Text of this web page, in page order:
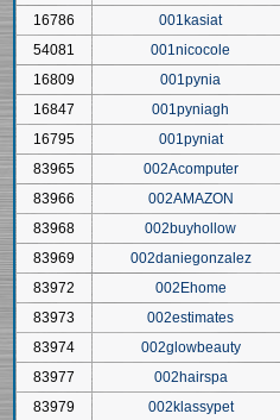
16786
001kasiat
54081
001nicocole
16809
001pynia
16847
001pyniagh
16795
001pyniat
83965
002Acomputer
83966
002AMAZON
83968
002buyhollow
83969
002daniegonzalez
83972
002Ehome
83973
002estimates
83974
002glowbeauty
83977
002hairspa
83979
002klassypet